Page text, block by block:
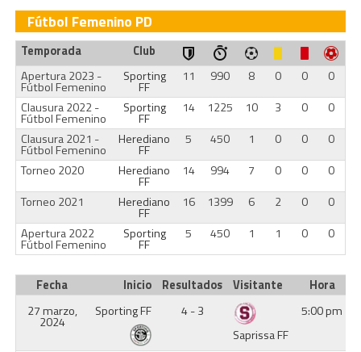
Fútbol Femenino PD
Temporada
Club
Apertura 2023 -
Fútbol Femenino
Sporting
FF
11 990 8 0 0
0
Clausura 2022 -
Fútbol Femenino
Sporting
FF
14 1225 10 3 0
0
Clausura 2021 -
Fútbol Femenino
Herediano
FF
5 450 1 0 0
0
Torneo 2020
Herediano
FF
14 994 7 0 0
0
Torneo 2021
Herediano
FF
16 1399 6 2 0
0
Apertura 2022
Fútbol Femenino
Sporting
FF
5 450 1 1 0 0
Fecha Inicio Resultados Visitante
Hora
27 marzo,
2024
Sporting FF
4 - 3
Saprissa FF
5:00 pm